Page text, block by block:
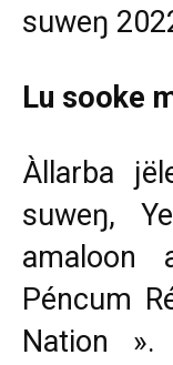
suweŋ
Lu sooke
Àllarba
suweŋ,
amaloon
Péncum
Nation ».